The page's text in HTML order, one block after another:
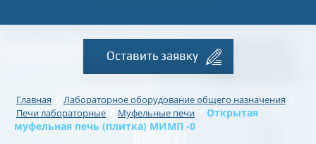
Оставить заявку
Главная Лабораторное оборудование общего назначения
Печи лабораторные Муфельные печи
Открытая
муфельная печь (плитка) МИМП -0